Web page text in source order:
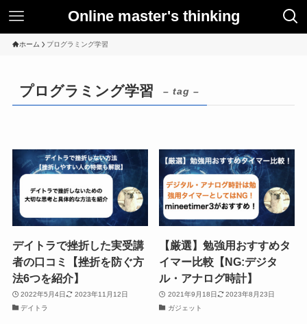
Online master's thinking
ホーム プログラミング学習
プログラミング学習 – tag –
デイトラで挫折した実受講
者の口コミ【挫折を防ぐ方
法6つを紹介】
2022年5月4日
2023年11月12日
デイトラ
【厳選】勉強用おすすめタ
イマー比較【NG:デジタ
ル・アナログ時計】
2021年9月18日
2023年8月23日
ガジェット